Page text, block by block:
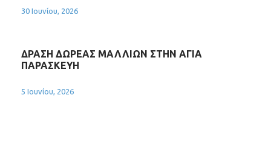
30 Ιουνίου, 2026
ΔΡΑΣΗ ΔΩΡΕΑΣ ΜΑΛΛΙΩΝ ΣΤΗΝ ΑΓΙΑ
ΠΑΡΑΣΚΕΥΗ
5 Ιουνίου, 2026